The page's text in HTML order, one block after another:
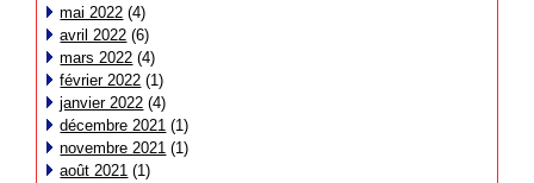
mai 2022 (4)
avril 2022 (6)
mars 2022 (4)
février 2022 (1)
janvier 2022 (4)
décembre 2021 (1)
novembre 2021 (1)
août 2021 (1)